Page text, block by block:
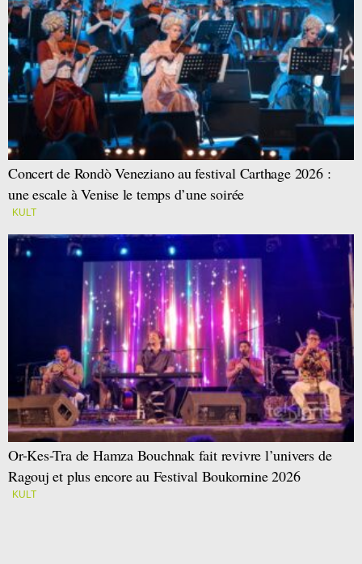
Concert de Rondò Veneziano au festival Carthage 2026 :
une escale à Venise le temps d’une soirée
KULT
Or-Kes-Tra de Hamza Bouchnak fait revivre l’univers de
Ragouj et plus encore au Festival Boukornine 2026
KULT